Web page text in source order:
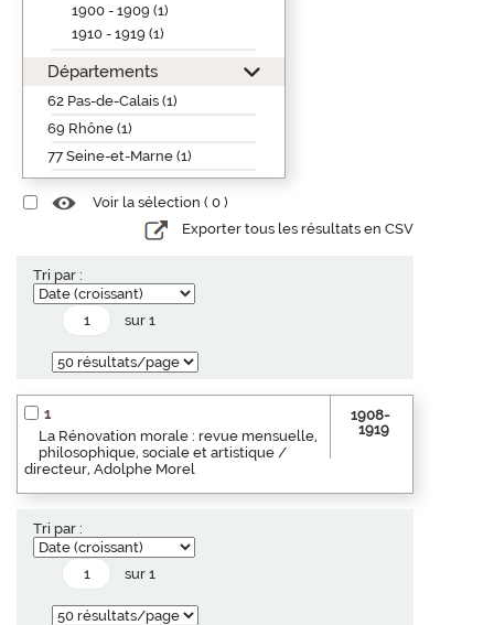
1900 - 1909 (1)
1910 - 1919 (1)
Départements
62 Pas-de-Calais (1)
69 Rhône (1)
77 Seine-et-Marne (1)
Voir la sélection ( 0 )
Exporter tous les résultats en CSV
Tri par :
sur 1
1
La Rénovation morale : revue mensuelle,
philosophique, sociale et artistique /
directeur, Adolphe Morel
1908-
1919
Tri par :
sur 1